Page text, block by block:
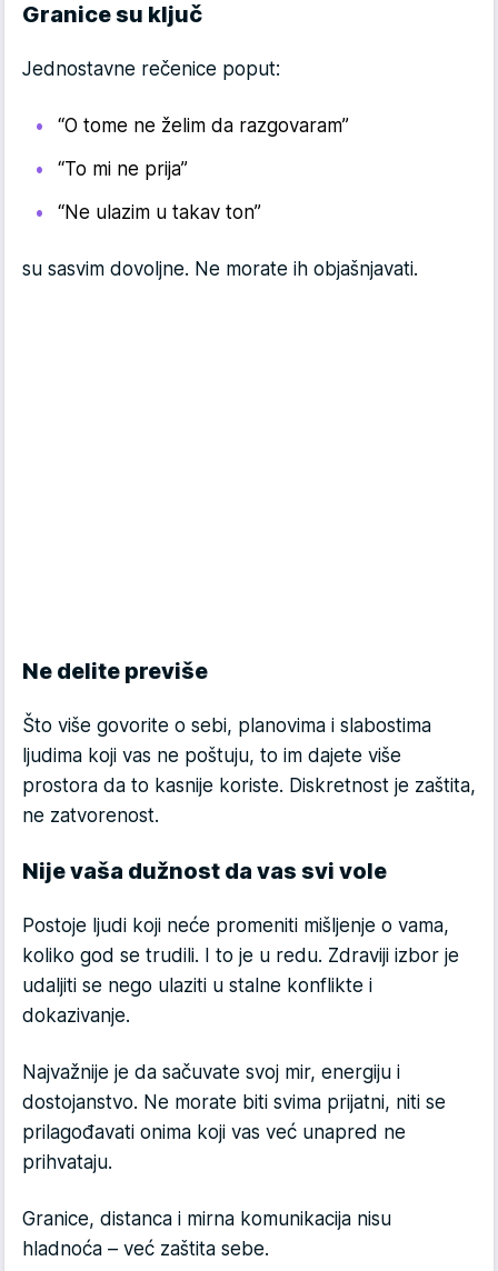
Granice su ključ
Jednostavne rečenice poput:
“O tome ne želim da razgovaram”
“To mi ne prija”
“Ne ulazim u takav ton”
su sasvim dovoljne. Ne morate ih objašnjavati.
Ne delite previše
Što više govorite o sebi, planovima i slabostima
ljudima koji vas ne poštuju, to im dajete više
prostora da to kasnije koriste. Diskretnost je zaštita,
ne zatvorenost.
Nije vaša dužnost da vas svi vole
Postoje ljudi koji neće promeniti mišljenje o vama,
koliko god se trudili. I to je u redu. Zdraviji izbor je
udaljiti se nego ulaziti u stalne konflikte i
dokazivanje.
Najvažnije je da sačuvate svoj mir, energiju i
dostojanstvo. Ne morate biti svima prijatni, niti se
prilagođavati onima koji vas već unapred ne
prihvataju.
Granice, distanca i mirna komunikacija nisu
hladnoća – već zaštita sebe.